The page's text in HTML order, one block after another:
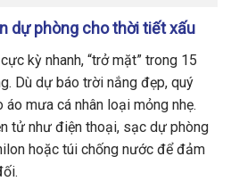
dự phòng cho thời tiết xấu
kỳ nhanh, “trở mặt” trong 15
Dù dự báo trời nắng đẹp, quý
áo mưa cá nhân loại mỏng nhẹ.
tử như điện thoại, sạc dự phòng
hoặc túi chống nước để đảm